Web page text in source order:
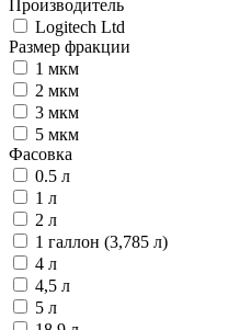
Производитель
Logitech Ltd
Размер фракции
1 мкм
2 мкм
3 мкм
5 мкм
Фасовка
0.5 л
1 л
2 л
1 галлон (3,785 л)
4 л
4,5 л
5 л